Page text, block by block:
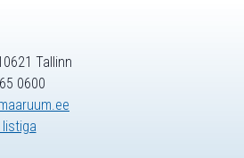
Tallinn
0600
listiga